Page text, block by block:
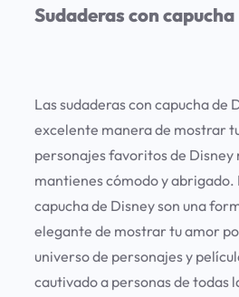
Sudaderas con capucha
Las sudaderas con capucha de
excelente manera de mostrar
personajes favoritos de Disney
mantienes cómodo y abrigado.
capucha de Disney son una
elegante de mostrar tu amor
universo de personajes y
cautivado a personas de todas